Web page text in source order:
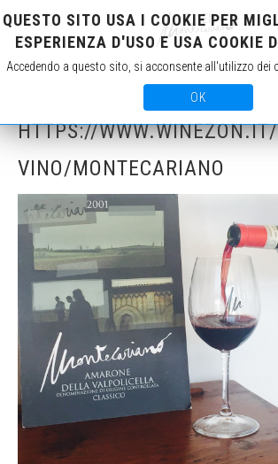
IT EN
HTTPS://
VINO/MONTECARIANO
QUESTO SITO USA I COOKIE PER
ESPERIENZA D'USO E USA COOKIE
Accedendo a questo sito, si acconsente all'utilizzo dei
OK